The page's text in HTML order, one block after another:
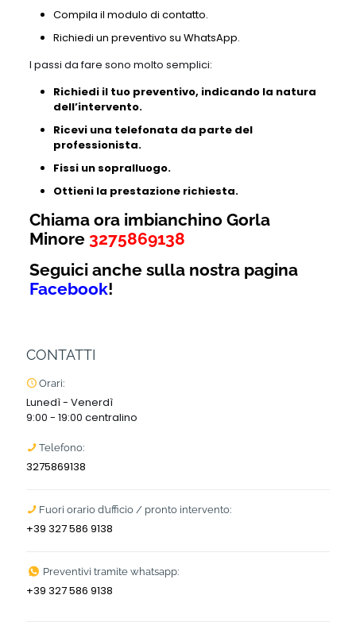
Compila il modulo di contatto.
Richiedi un preventivo su WhatsApp.
I passi da fare sono molto semplici:
Richiedi il tuo preventivo, indicando la natura
dell’intervento.
Ricevi una telefonata da parte del
professionista.
Fissi un sopralluogo.
Ottieni la prestazione richiesta.
Chiama ora imbianchino Gorla
Minore 3275869138
Seguici anche sulla nostra pagina
Facebook!
CONTATTI
Orari:
Lunedì - Venerdì
9:00 - 19:00 centralino
Telefono:
3275869138
Fuori orario d’ufficio / pronto intervento:
+39 327 586 9138
Preventivi tramite whatsapp:
+39 327 586 9138